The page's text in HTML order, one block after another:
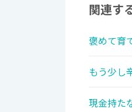
関連す
褒めて育
もう少し
現金持た